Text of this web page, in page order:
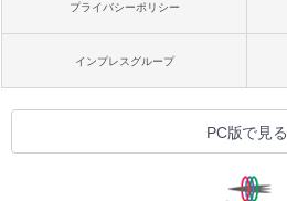
プライバシーポリシー
インプレスグループ
PC版で見る